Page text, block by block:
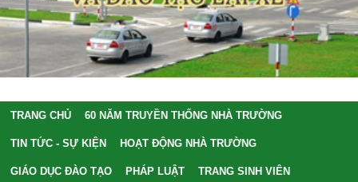
TRANG CHỦ 60 NĂM TRUYỀN THỐNG NHÀ TRƯỜNG
TIN TỨC - SỰ KIỆN HOẠT ĐỘNG NHÀ TRƯỜNG
GIÁO DỤC ĐÀO TẠO PHÁP LUẬT TRANG SINH VIÊN